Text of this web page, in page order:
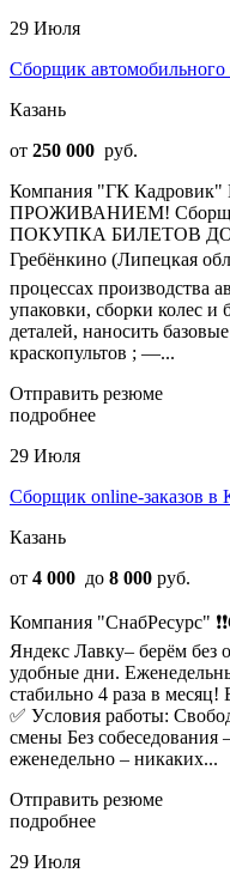
29 Июля
Сборщик автомобильного
Казань
от 250 000 руб.
Компания "ГК
ПРОЖИВАНИЕМ! Сборщик
ПОКУПКА БИЛЕТОВ ДО
Гребёнкино (Липецкая
процессах производства
упаковки, сборки колес
деталей, наносить
краскопультов ; —...
Отправить резюме
подробнее
29 Июля
Сборщик online-заказов в
Казань
от 4 000 до 8 000 руб.
Компания "СнабРесурс"
Яндекс Лавку– берём без
удoбныe дни.
стабильно 4 раза в
✅ Уcловия paботы:
cмeны Без coбеcедования
еженедельно – никаких...
Отправить резюме
подробнее
29 Июля